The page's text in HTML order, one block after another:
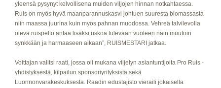
yleensä pysynyt kelvollisena muiden viljojen hinnan notkahtaessa.
Ruis on myös hyvä maanparannuskasvi johtuen suuresta biomassasta
niin maassa juurina kuin myös pahnan muodossa. Vehreä talvilevolla
oleva ruispelto antaa lisäksi uskoa tulevaan vuoteen näin muutoin
synkkään ja harmaaseen aikaan”, RUISMESTARI jatkaa.
Voittajan valitsi raati, jossa oli mukana viljelyn asiantuntijoita Pro Ruis -
yhdistyksestä, kilpailun sponsoriyrityksistä sekä
Luonnonvarakeskuksesta. Raadin edustajisto vieraili jokaisella